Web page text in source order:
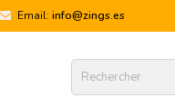
Email: info@zings.es